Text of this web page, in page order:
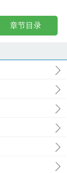
章节目录